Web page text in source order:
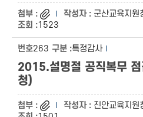
군산교육지원
1523
263 특정감사
2015.설명절 공직복무
청)
진안교육지원